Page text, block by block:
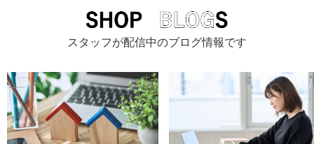
スタッフが配信中のブログ情報です